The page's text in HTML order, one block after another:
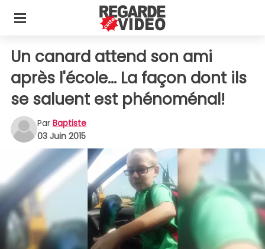
Un canard attend son ami
après l'école... La façon dont ils
se saluent est phénoménal!
Par Baptiste
03 Juin 2015